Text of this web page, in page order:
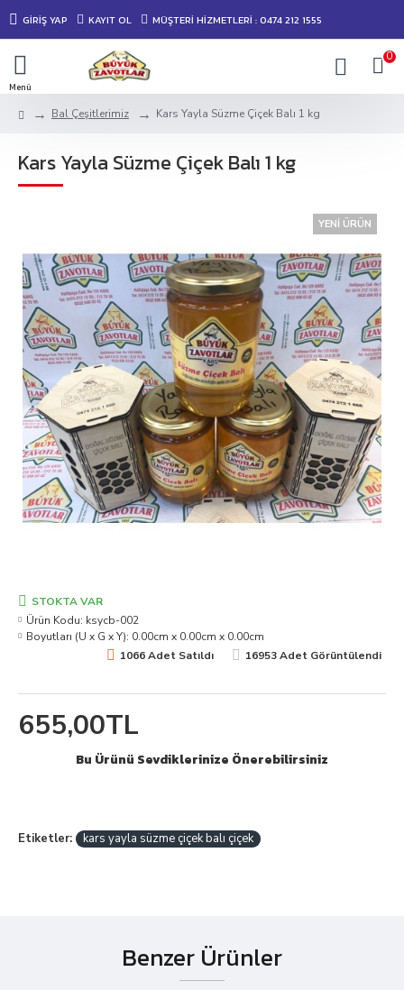
GIRIŞ YAP KAYIT OL MÜŞTERİ HİZMETLERİ : 0474 212 1555
0
Bal Çeşitlerimiz Kars Yayla Süzme Çiçek Balı 1 kg
Kars Yayla Süzme Çiçek Balı 1 kg
YENI ÜRÜN
655,00TL
STOKTA VAR
Ürün Kodu: ksycb-002
Boyutları (U x G x Y): 0.00cm x 0.00cm x 0.00cm
1066 Adet Satıldı
16953 Adet Görüntülendi
Bu Ürünü Sevdiklerinize Önerebilirsiniz
Etiketler: kars yayla süzme çiçek balı çiçek
Benzer Ürünler